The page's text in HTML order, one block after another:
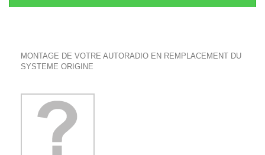
MONTAGE DE VOTRE AUTORADIO EN REMPLACEMENT DU
SYSTEME ORIGINE